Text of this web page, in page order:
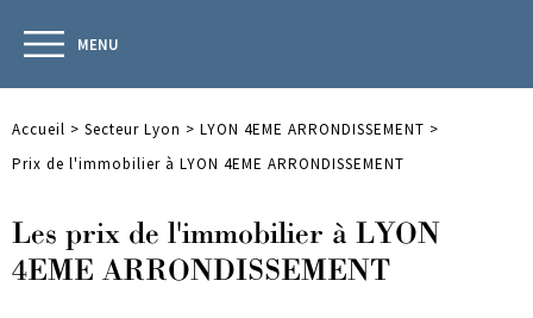
MENU
Accueil > Secteur Lyon > LYON 4EME ARRONDISSEMENT >
Prix de l'immobilier à LYON 4EME ARRONDISSEMENT
Les prix de l'immobilier à LYON
4EME ARRONDISSEMENT